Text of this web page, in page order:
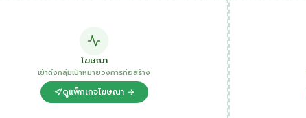
โฆษณา
เข้าถึงกลุ่มเป้าหมายวงการก่อสร้าง
ดูแพ็กเกจโฆษณา →